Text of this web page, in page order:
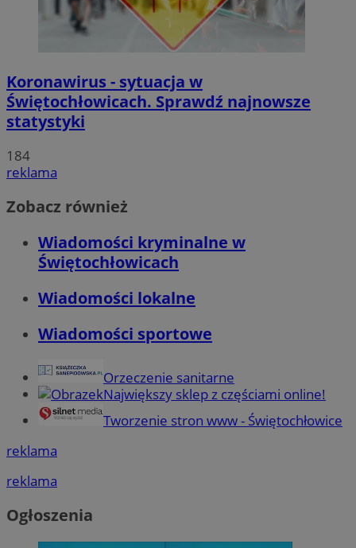
Koronawirus - sytuacja w
Świętochłowicach. Sprawdź najnowsze
statystyki
184
reklama
Zobacz również
Wiadomości kryminalne w
Świętochłowicach
Wiadomości lokalne
Wiadomości sportowe
Orzeczenie sanitarne
Największy sklep z częściami online!
Tworzenie stron www - Świętochłowice
reklama
reklama
Ogłoszenia